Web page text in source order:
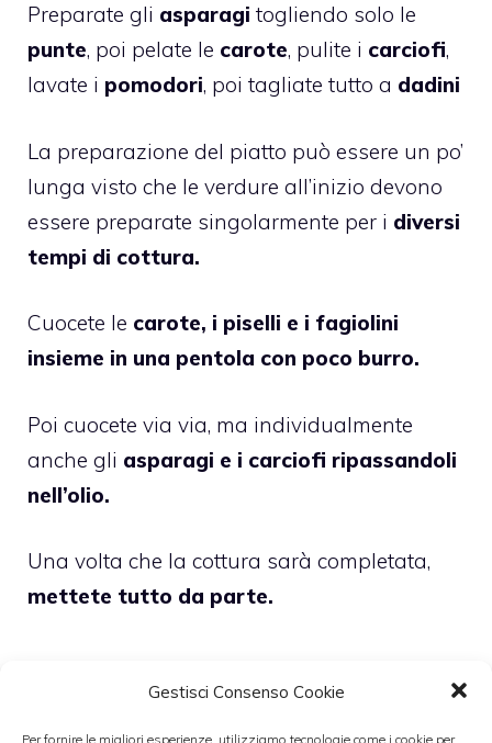
Gestisci Consenso Cookie
Per fornire le migliori esperienze, utilizziamo tecnologie come i cookie per
Preparate gli asparagi togliendo solo le
punte, poi pelate le carote, pulite i carciofi,
lavate i pomodori, poi tagliate tutto a dadini
La preparazione del piatto può essere un po’
lunga visto che le verdure all’inizio devono
essere preparate singolarmente per i diversi
tempi di cottura.
Cuocete le carote, i piselli e i fagiolini
insieme in una pentola con poco burro.
Poi cuocete via via, ma individualmente
anche gli asparagi e i carciofi ripassandoli
nell’olio.
Una volta che la cottura sarà completata,
mettete tutto da parte.
Adesso fate rosolaremezza cipolla bianca